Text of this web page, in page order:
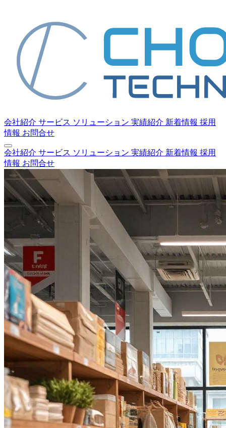
会社紹介 サービス ソリューション 実績紹介 新着情報 採用
情報 お問合せ
会社紹介 サービス ソリューション 実績紹介 新着情報 採用
情報 お問合せ